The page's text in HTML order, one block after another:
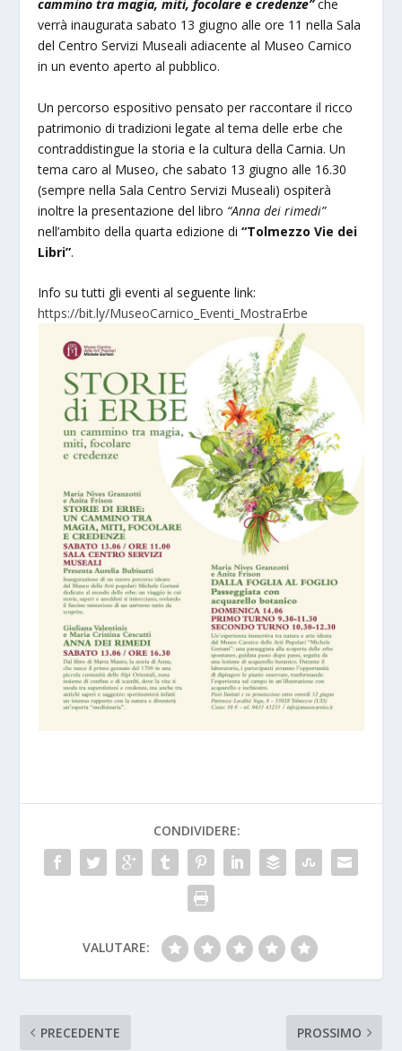
cammino tra magia, miti, focolare e credenze”che
verrà inaugurata sabato 13 giugno alle ore 11 nella Sala
del Centro Servizi Museali adiacente al Museo Carnico
in un evento aperto al pubblico.
Un percorso espositivo pensato per raccontare il ricco
patrimonio di tradizioni legate al tema delle erbe che
contraddistingue la storia e la cultura della Carnia. Un
tema caro al Museo, che sabato 13 giugno alle 16.30
(sempre nella Sala Centro Servizi Museali) ospiterà
inoltre la presentazione del libro “Anna dei rimedi”
nell’ambito della quarta edizione di“Tolmezzo Vie dei
Libri”.
Info su tutti gli eventi al seguente link:
https://bit.ly/MuseoCarnico_Eventi_MostraErbe
CONDIVIDERE:
VALUTARE:
PRECEDENTE PROSSIMO